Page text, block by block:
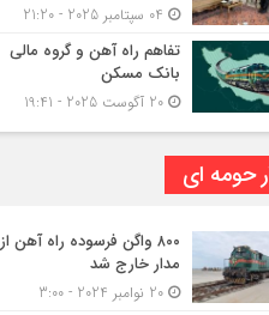
تفاهم راه آهن و گروه مالی
بانک مسکن
حومه ای
۸۰۰ واگن فرسوده راه آهن از
مدار خارج شد